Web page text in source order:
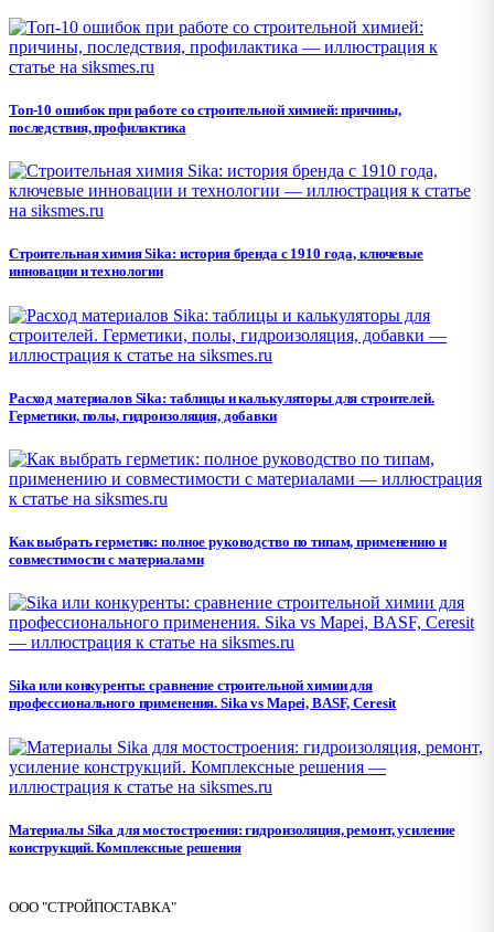
Топ-10 ошибок при работе со строительной химией: причины,
последствия, профилактика
Строительная химия Sika: история бренда с 1910 года, ключевые
инновации и технологии
Расход материалов Sika: таблицы и калькуляторы для строителей.
Герметики, полы, гидроизоляция, добавки
Как выбрать герметик: полное руководство по типам, применению и
совместимости с материалами
Sika или конкуренты: сравнение строительной химии для
профессионального применения. Sika vs Mapei, BASF, Ceresit
Материалы Sika для мостостроения: гидроизоляция, ремонт, усиление
конструкций. Комплексные решения
ООО "СТРОЙПОСТАВКА"